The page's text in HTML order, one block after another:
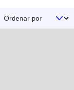
Ordenar por